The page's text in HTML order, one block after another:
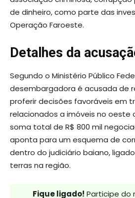
de dinheiro, como parte das
Operação Faroeste.
Detalhes da
Segundo o Ministério Público
desembargadora é acusada de
proferir decisões favoráveis em
relacionados a imóveis no oeste
soma total de R$ 800 mil
aponta para um esquema de
dentro do judiciário baiano,
terras na região.
Fique ligado! Participe do